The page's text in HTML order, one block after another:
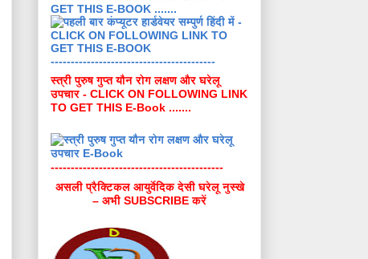
GET THIS E-BOOK .......
-----------------------------------------
स्त्री पुरुष गुप्त यौन रोग लक्षण और घरेलू
उपचार - CLICK ON FOLLOWING LINK
TO GET THIS E-Book .......
-------------------------------------------
असली प्रैक्टिकल आयुर्वेदिक देसी घरेलू नुस्खे
– अभी SUBSCRIBE करें